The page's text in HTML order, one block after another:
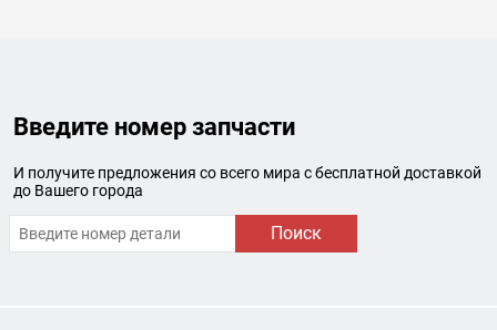
Введите номер запчасти
И получите предложения со всего мира с бесплатной доставкой
до Вашего города
Поиск